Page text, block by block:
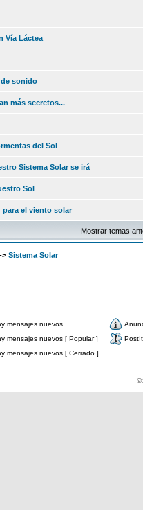
Vía Láctea
sonido
más secretos...
del Sol
Sistema Solar se irá
Sol
el viento solar
Mostrar temas
-> Sistema Solar
mensajes nuevos
mensajes nuevos [ Popular ]
PostIt
mensajes nuevos [ Cerrado ]
©